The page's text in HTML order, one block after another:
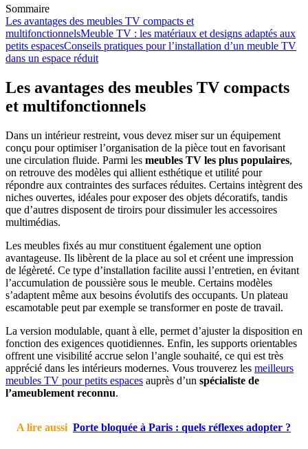
Sommaire
Les avantages des meubles TV compacts et
multifonctionnelsMeuble TV : les matériaux et designs adaptés aux
petits espacesConseils pratiques pour l’installation d’un meuble TV
dans un espace réduit
Les avantages des meubles TV compacts
et multifonctionnels
Dans un intérieur restreint, vous devez miser sur un équipement
conçu pour optimiser l’organisation de la pièce tout en favorisant
une circulation fluide. Parmi les meubles TV les plus populaires,
on retrouve des modèles qui allient esthétique et utilité pour
répondre aux contraintes des surfaces réduites. Certains intègrent des
niches ouvertes, idéales pour exposer des objets décoratifs, tandis
que d’autres disposent de tiroirs pour dissimuler les accessoires
multimédias.
Les meubles fixés au mur constituent également une option
avantageuse. Ils libèrent de la place au sol et créent une impression
de légèreté. Ce type d’installation facilite aussi l’entretien, en évitant
l’accumulation de poussière sous le meuble. Certains modèles
s’adaptent même aux besoins évolutifs des occupants. Un plateau
escamotable peut par exemple se transformer en poste de travail.
La version modulable, quant à elle, permet d’ajuster la disposition en
fonction des exigences quotidiennes. Enfin, les supports orientables
offrent une visibilité accrue selon l’angle souhaité, ce qui est très
apprécié dans les intérieurs modernes. Vous trouverez les meilleurs
meubles TV pour petits espaces auprès d’un spécialiste de
l’ameublement reconnu.
A lire aussi Porte bloquée à Paris : quels réflexes adopter ?